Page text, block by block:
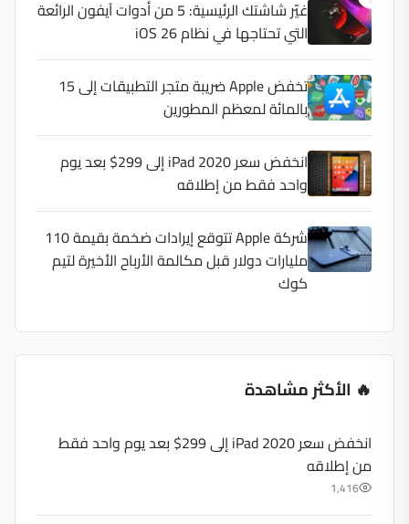
غيّر شاشتك الرئيسية: 5 من أدوات آيفون الرائعة
التي تحتاجها في نظام iOS 26
تخفض Apple ضريبة متجر التطبيقات إلى 15
بالمائة لمعظم المطورين
انخفض سعر iPad 2020 إلى 299$ بعد يوم
واحد فقط من إطلاقه
شركة Apple تتوقع إيرادات ضخمة بقيمة 110
مليارات دولار قبل مكالمة الأرباح الأخيرة لتيم
كوك
🔥 الأكثر مشاهدة
انخفض سعر iPad 2020 إلى 299$ بعد يوم واحد فقط
من إطلاقه
1,416